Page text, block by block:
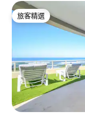
旅客精選
旅客精選